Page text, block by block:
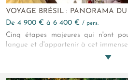
VOYAGE BRÉSIL : PANORAMA
de 4 900 € à 6 400 € / pers.
Cinq étapes majeures qui n'ont
langue et d'appartenir à cet
Brésil. Laissez-vous envouter, le